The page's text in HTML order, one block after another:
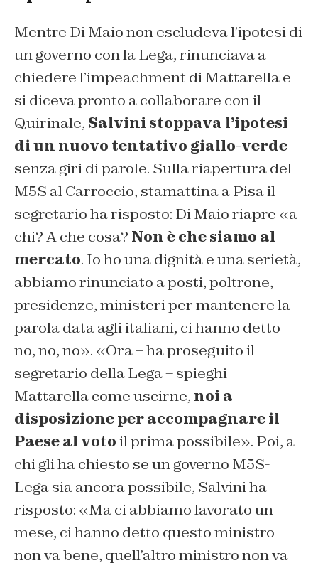
Mentre Di Maio non escludeva l’ipotesi di
un governo con la Lega, rinunciava a
chiedere l’impeachment di Mattarella e
si diceva pronto a collaborare con il
Quirinale, Salvini stoppava l’ipotesi
di un nuovo tentativo giallo-verde
senza giri di parole. Sulla riapertura del
M5S al Carroccio, stamattina a Pisa il
segretario ha risposto: Di Maio riapre «a
chi? A che cosa? Non è che siamo al
mercato. Io ho una dignità e una serietà,
abbiamo rinunciato a posti, poltrone,
presidenze, ministeri per mantenere la
parola data agli italiani, ci hanno detto
no, no, no». «Ora – ha proseguito il
segretario della Lega – spieghi
Mattarella come uscirne, noi a
disposizione per accompagnare il
Paese al votoil prima possibile». Poi, a
chi gli ha chiesto se un governo M5S-
Lega sia ancora possibile, Salvini ha
risposto: «Ma ci abbiamo lavorato un
mese, ci hanno detto questo ministro
non va bene, quell’altro ministro non va